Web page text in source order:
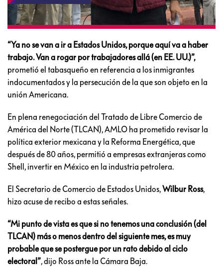
“Ya no se van a ir a Estados Unidos, porque aquí va a haber
trabajo. Van a rogar por trabajadores allá (en EE. UU.)”,
prometió el tabasqueño en referencia a los inmigrantes
indocumentados y la persecución de la que son objeto en la
unión Americana.
En plena renegociación del Tratado de Libre Comercio de
América del Norte (TLCAN), AMLO ha prometido revisar la
política exterior mexicana y la Reforma Energética, que
después de 80 años, permitió a empresas extranjeras como
Shell, invertir en México en la industria petrolera.
El Secretario de Comercio de Estados Unidos,Wilbur Ross,
hizo acuse de recibo a estas señales.
“Mi punto de vista es que si no tenemos una conclusión (del
TLCAN) más o menos dentro del siguiente mes, es muy
probable que se postergue por un rato debido al ciclo
electoral”, dijo Ross ante la Cámara Baja.